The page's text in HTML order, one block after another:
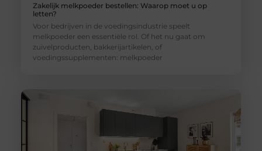
Zakelijk melkpoeder bestellen: Waarop moet u op
letten?
Voor bedrijven in de voedingsindustrie speelt
melkpoeder een essentiële rol. Of het nu gaat om
zuivelproducten, bakkerijartikelen, of
voedingssupplementen: melkpoeder